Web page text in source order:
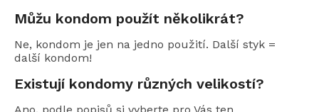
Můžu kondom použít několikrát?
Ne, kondom je jen na jedno použití. Další styk =
další kondom!
Existují kondomy různých velikostí?